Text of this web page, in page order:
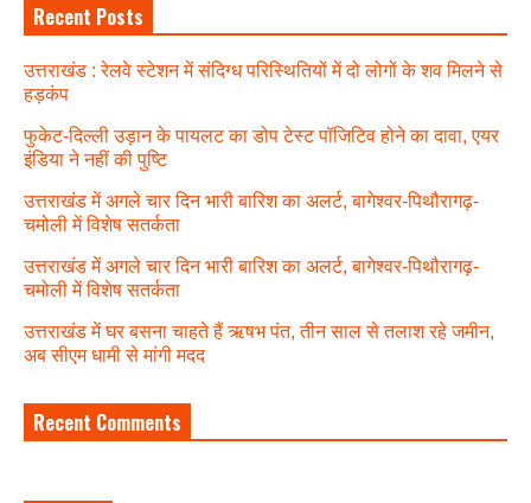
Recent Posts
उत्तराखंड : रेलवे स्टेशन में संदिग्ध परिस्थितियों में दो लोगों के शव मिलने से
हड़कंप
फुकेट-दिल्ली उड़ान के पायलट का डोप टेस्ट पॉजिटिव होने का दावा, एयर
इंडिया ने नहीं की पुष्टि
उत्तराखंड में अगले चार दिन भारी बारिश का अलर्ट, बागेश्वर-पिथौरागढ़-
चमोली में विशेष सतर्कता
उत्तराखंड में अगले चार दिन भारी बारिश का अलर्ट, बागेश्वर-पिथौरागढ़-
चमोली में विशेष सतर्कता
उत्तराखंड में घर बसना चाहते हैं ऋषभ पंत, तीन साल से तलाश रहे जमीन,
अब सीएम धामी से मांगी मदद
Recent Comments